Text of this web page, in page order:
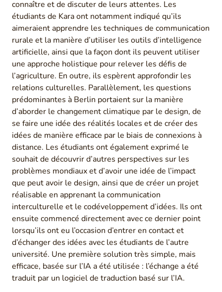
connaître et de discuter de leurs attentes. Les
étudiants de Kara ont notamment indiqué qu’ils
aimeraient apprendre les techniques de communication
rurale et la manière d’utiliser les outils d’intelligence
artificielle, ainsi que la façon dont ils peuvent utiliser
une approche holistique pour relever les défis de
l’agriculture. En outre, ils espèrent approfondir les
relations culturelles. Parallèlement, les questions
prédominantes à Berlin portaient sur la manière
d’aborder le changement climatique par le design, de
se faire une idée des réalités locales et de créer des
idées de manière efficace par le biais de connexions à
distance. Les étudiants ont également exprimé le
souhait de découvrir d’autres perspectives sur les
problèmes mondiaux et d’avoir une idée de l’impact
que peut avoir le design, ainsi que de créer un projet
réalisable en apprenant la communication
interculturelle et le codéveloppement d’idées. Ils ont
ensuite commencé directement avec ce dernier point
lorsqu’ils ont eu l’occasion d’entrer en contact et
d’échanger des idées avec les étudiants de l’autre
université. Une première solution très simple, mais
efficace, basée sur l’IA a été utilisée : l’échange a été
traduit par un logiciel de traduction basé sur l’IA.